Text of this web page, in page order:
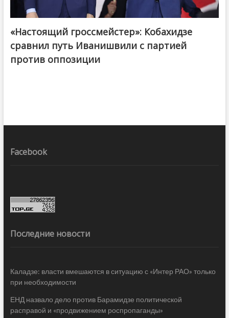
@ქართული ოცნება / Georgian Dream
«Настоящий гроссмейстер»: Кобахидзе
сравнил путь Иванишвили с партией
против оппозиции
Facebook
Последние новости
Каладзе: власти вмешаются в ситуацию с «Интер РАО» только
при необходимости
ЕНД назвало дело против Барамидзе политической
расправой и «продвижением роспропаганды»